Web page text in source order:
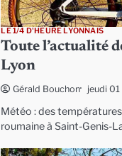
LE 1/4 D'HEURE LYONNAIS
Toute l’actualité
Lyon
Gérald Bouchon jeudi
Météo : des
roumaine à Saint-Genis-